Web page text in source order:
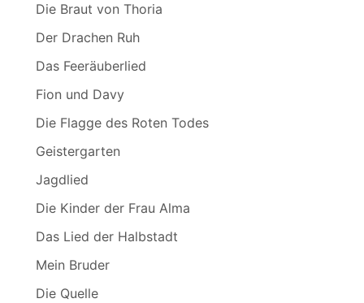
Die Braut von Thoria
Der Drachen Ruh
Das Feeräuberlied
Fion und Davy
Die Flagge des Roten Todes
Geistergarten
Jagdlied
Die Kinder der Frau Alma
Das Lied der Halbstadt
Mein Bruder
Die Quelle